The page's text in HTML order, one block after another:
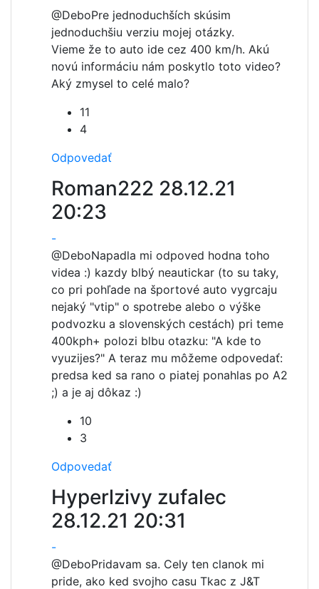
@DeboPre jednoduchších skúsim
jednoduchšiu verziu mojej otázky.
Vieme že to auto ide cez 400 km/h. Akú
novú informáciu nám poskytlo toto video?
Aký zmysel to celé malo?
11
4
Odpovedať
Roman222 28.12.21
20:23
-
@DeboNapadla mi odpoved hodna toho
videa :) kazdy blbý neautickar (to su taky,
co pri pohľade na športové auto vygrcaju
nejaký "vtip" o spotrebe alebo o výške
podvozku a slovenských cestách) pri teme
400kph+ polozi blbu otazku: "A kde to
vyuzijes?" A teraz mu môžeme odpovedať:
predsa ked sa rano o piatej ponahlas po A2
;) a je aj dôkaz :)
10
3
Odpovedať
Hyperlzivy zufalec
28.12.21 20:31
-
@DeboPridavam sa. Cely ten clanok mi
pride, ako ked svojho casu Tkac z J&T